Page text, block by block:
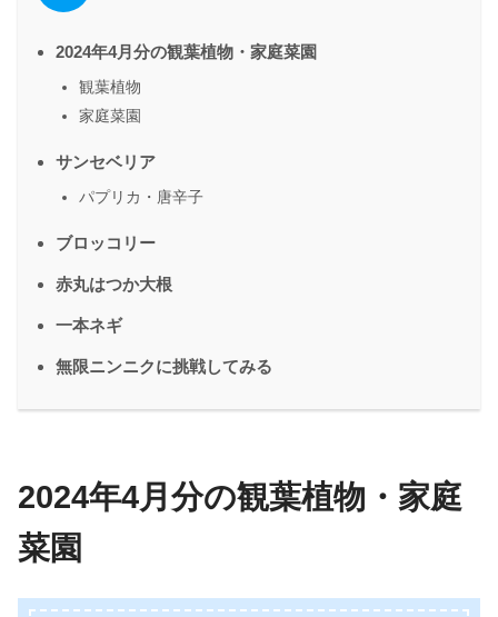
2024年4月分の観葉植物・家庭菜園
観葉植物
家庭菜園
サンセベリア
パプリカ・唐辛子
ブロッコリー
赤丸はつか大根
一本ネギ
無限ニンニクに挑戦してみる
2024年4月分の観葉植物・家庭
菜園